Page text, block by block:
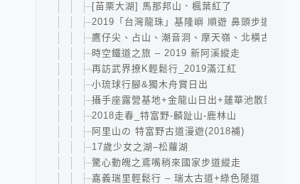
[苗栗大湖] 馬那邦山．楓葉紅了
2019「台灣龍珠」基隆嶼 順遊 鼻頭步道．潮
鷹仔尖、占山、潮音洞、摩天嶺、北橫古道、
時空鐵道之旅 – 2019 新阿溪縱走
再訪武界撩K輕鬆行_2019滿江紅
小琉球行腳&獨木舟賞日出
攝手座露營基地+金龍山日出+蓮華池散策
2018走春_特富野-麟趾山-鹿林山
阿里山の 特富野古道漫遊(2018補)
17歲少女之湖–松蘿湖
驚心動魄之鳶嘴稍來國家步道縱走
嘉義瑞里輕鬆行 – 瑞太古道+綠色隧道